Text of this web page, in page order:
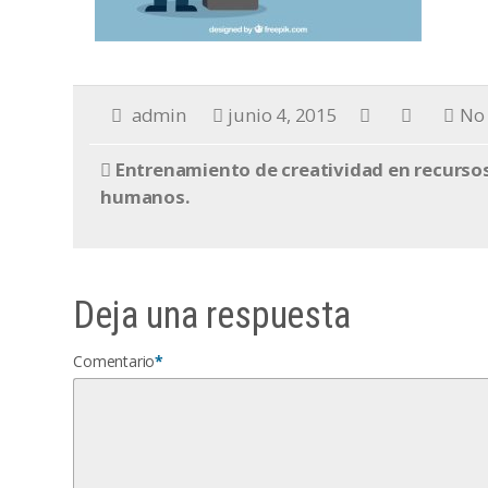
admin junio 4, 2015
Entrenamiento de creatividad en
humanos.
Deja una respuesta
Comentario*